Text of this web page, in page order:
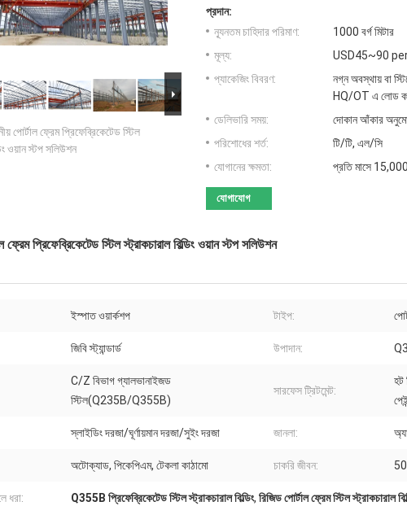
পোর্টাল ফ্রেম প্রিফেব্রিকেটেড স্টিল
ওয়ান স্টপ সলিউশন
প্রদান:
ন্যূনতম চাহিদার পরিমাণ:
1000 বর্গ মিটার
মূল্য:
USD45~90
প্যাকেজিং বিবরণ:
নগ্ন অবস্থায় বা
HQ/OT এ লোড
ডেলিভারি সময়:
দোকান আঁকার
পরিশোধের শর্ত:
টি/টি, এল/সি
যোগানের ক্ষমতা:
প্রতি মাসে 15,000
যোগাযোগ
ফ্রেম প্রিফেব্রিকেটেড স্টিল স্ট্রাকচারাল বিল্ডিং ওয়ান স্টপ সলিউশন
ইস্পাত ওয়ার্কশপ টাইপ:
জিবি স্ট্যান্ডার্ড উপাদান:
C/Z বিভাগ গ্যালভানাইজড
স্টিল(Q235B/Q355B)
সারফেস ট্রিটমেন্ট:
হট
স্লাইডিং দরজা/ঘূর্ণায়মান দরজা/সুইং দরজা জানলা:
অটোক্যাড, পিকেপিএম, টেকলা কাঠামো চাকরি জীবন:
ধরা: Q355B প্রিফেব্রিকেটেড স্টিল স্ট্রাকচারাল বিল্ডিং, রিজিড পোর্টাল ফ্রেম স্টিল স্ট্রাকচারাল